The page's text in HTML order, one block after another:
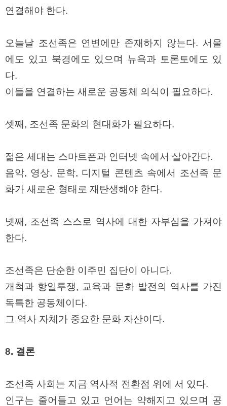
연결해야 한다.
오늘날 조선족은 연변에만 존재하지 않는다. 서울
에도 있고 북경에도 있으며 뉴욕과 토론토에도 있
다.
이들을 연결하는 새로운 공동체 의식이 필요하다.
셋째, 조선족 문화의 현대화가 필요하다.
젊은 세대는 스마트폰과 인터넷 속에서 살아간다.
음악, 영상, 문학, 디지털 콘텐츠 속에서 조선족 문
화가 새로운 형태로 재탄생해야 한다.
넷째, 조선족 스스로 역사에 대한 자부심을 가져야
한다.
조선족은 단순한 이주민 집단이 아니다.
개척과 항일투쟁, 교육과 문화 발전의 역사를 가진
독특한 공동체이다.
그 역사 자체가 중요한 문화 자산이다.
8. 결론
조선족 사회는 지금 역사적 전환점 위에 서 있다.
인구는 줄어들고 있고 언어는 약해지고 있으며 공